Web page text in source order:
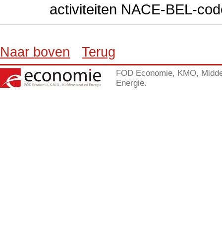
activiteiten NACE-BEL-
Naar boven Terug
FOD Economie, KMO,
Energie.